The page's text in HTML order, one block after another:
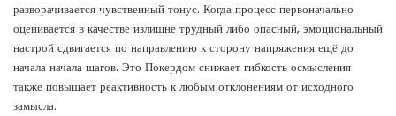
разворачивается чувственный тонус. Когда процесс первоначально
оценивается в качестве излишне трудный либо опасный, эмоциональный
настрой сдвигается по направлению к сторону напряжения ещё до
начала начала шагов. Это Покердом снижает гибкость осмысления
также повышает реактивность к любым отклонениям от исходного
замысла.